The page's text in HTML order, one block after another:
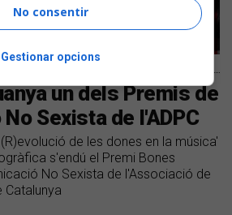
un dels Premis de
Sexista de l'ADPC
de les dones en la música'
s'endú el Premi Bones
No Sexista de l'Associació de
Catalunya
No consentir
Gestionar opcions